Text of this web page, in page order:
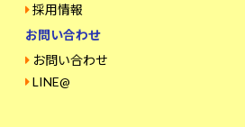
採用情報
お問い合わせ
お問い合わせ
LINE@